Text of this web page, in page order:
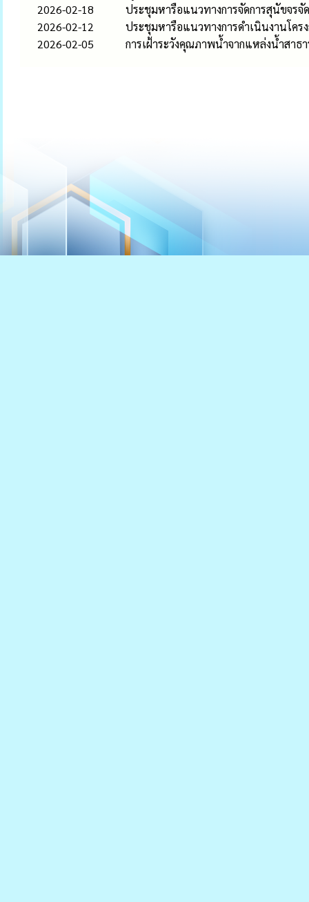
2026-02-18
ประชุมหารือแนวทางการจัดการสุนัขจรจั
2026-02-12
ประชุมหารือแนวทางการดำเนินงานโค
2026-02-05
การเฝ้าระวังคุณภาพน้ำจากแหล่งน้ำสา